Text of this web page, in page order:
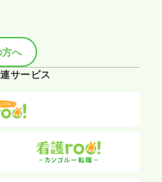
へ
サービス